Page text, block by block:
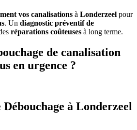
vos canalisations à Londerzeel pour
. Un diagnostic préventif de
réparations coûteuses à long terme.
de canalisation
en urgence ?
Débouchage à Londerzeel